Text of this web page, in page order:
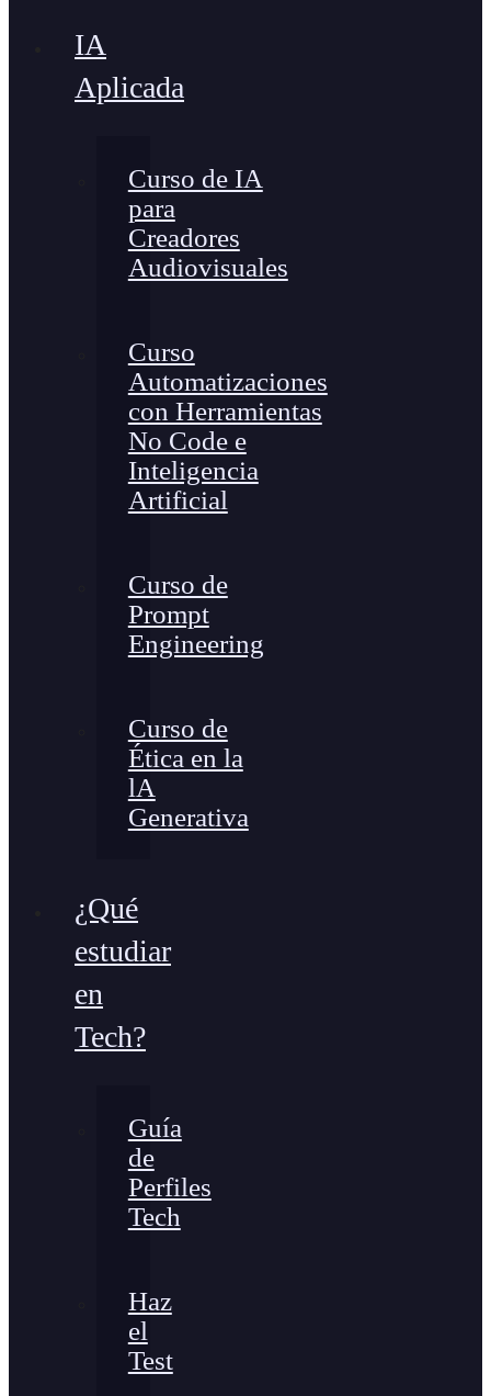
IA
Aplicada
Curso de IA
para
Creadores
Audiovisuales
Curso
Automatizaciones
con Herramientas
No Code e
Inteligencia
Artificial
Curso de
Prompt
Engineering
Curso de
Ética en la
lA
Generativa
¿Qué
estudiar
en
Tech?
Guía
de
Perfiles
Tech
Haz
el
Test